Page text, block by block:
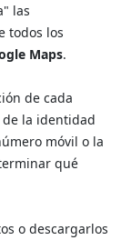
las
todos los
Maps.
de cada
de la identidad
móvil o la
qué
o descargarlos